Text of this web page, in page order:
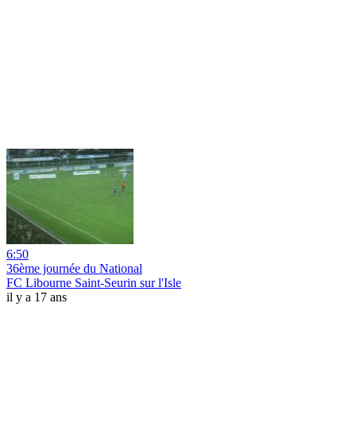
6:50
36ème journée du National
FC Libourne Saint-Seurin sur l'Isle
il y a 17 ans